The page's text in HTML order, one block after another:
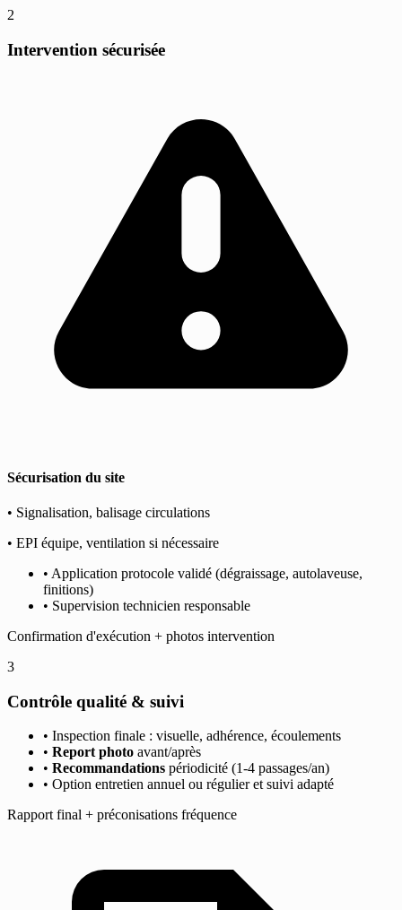
2
Intervention sécurisée
Sécurisation du site
• Signalisation, balisage circulations
• EPI équipe, ventilation si nécessaire
• Application protocole validé (dégraissage, autolaveuse,
finitions)
• Supervision technicien responsable
Confirmation d'exécution + photos intervention
3
Contrôle qualité & suivi
• Inspection finale : visuelle, adhérence, écoulements
• Report photo avant/après
• Recommandations périodicité (1-4 passages/an)
• Option entretien annuel ou régulier et suivi adapté
Rapport final + préconisations fréquence